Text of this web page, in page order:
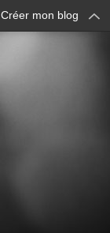
Créer mon blog